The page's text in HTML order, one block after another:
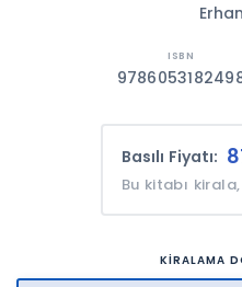
Basılı Fiyatı:
Bu kitabı kirala,
KİRALAMA